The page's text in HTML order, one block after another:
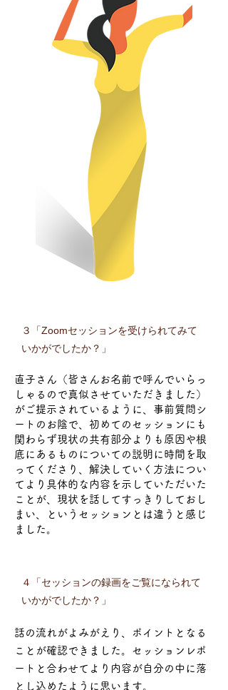
３「Zoomセッションを受けられてみて
いかがでしたか？」
直子さん（皆さんお名前で呼んでいらっ
しゃるので真似させていただきました）
がご提示されているように、事前質問シ
ートのお陰で、初めてのセッションにも
関わらず現状の共有部分よりも原因や根
底にあるものについての説明に時間を取
ってくださり、解決していく方法につい
てより具体的な内容を示していただいた
ことが、現状を話してすっきりしておし
まい、というセッションとは違うと感じ
ました。
４「セッションの録画をご覧になられて
いかがでしたか？」
話の流れがよみがえり、ポイントとなる
ことが確認できました。セッションレポ
ートと合わせてより内容が自分の中に落
とし込めたように思います。